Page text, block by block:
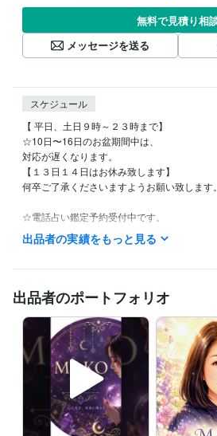
無料で見積り相
メッセージを送る
スケジュール
【 平日、土日９時～２３時まで】
☆10日〜16日のお盆期間中は、
対応が遅くなります。
【１３日１４日はお休み致します】
何卒ご了承くださいますようお願い致します。
☆電話占い鑑定予約受付中です。
お気軽にお声掛け下さい。
不定休です。
お時間のご了承くださいませ。
どうぞ宜しくお願い致しますm(_ _)m
▲注意▲
また、ご確認の返信がいただけません場合。
鑑定をお届けしましてから、お返事いただ
納品をお出しさせていただきます。
何卒ご了承くださいませ。
出品者の実績をもっと見る
出品者のポートフォリオ